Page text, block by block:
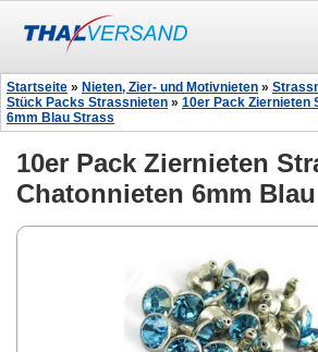
Startseite » Nieten, Zier- und Motivnieten »
Stück Packs Strassnieten » 10er Pack Ziernieten
6mm Blau Strass
10er Pack Ziernieten
Chatonnieten 6mm